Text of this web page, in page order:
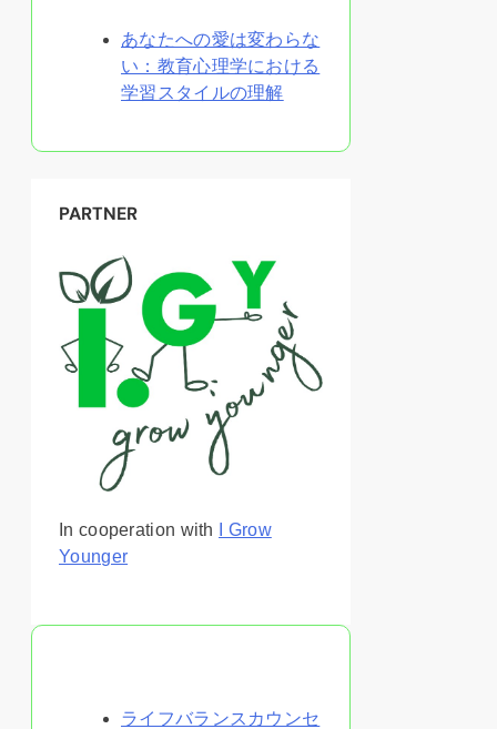
あなたへの愛は変わらな
い：教育心理学における
学習スタイルの理解
PARTNER
In cooperation with
I Grow
Younger
ライフバランスカウンセ